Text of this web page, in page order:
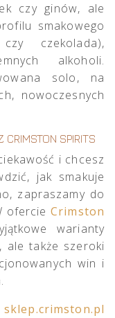
czy ginów, ale
smakowego
czekolada),
alkoholi.
solo, na
nowoczesnych
CRIMSTON SPIRITS
i chcesz
jak smakuje
zapraszamy do
ofercieCrimston
warianty
, ale także szeroki
win i
sklep.crimston.pl